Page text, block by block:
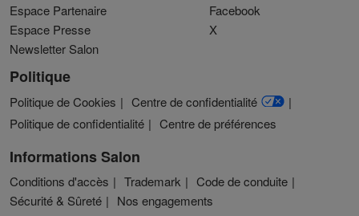
Espace Partenaire
Espace Presse
Newsletter Salon
Facebook
X
Politique
Politique de Cookies
Centre de confidentialité
Politique de confidentialité
Centre de préférences
Informations Salon
Conditions d'accès Trademark
Code de conduite
Sécurité & Sûreté
Nos engagements